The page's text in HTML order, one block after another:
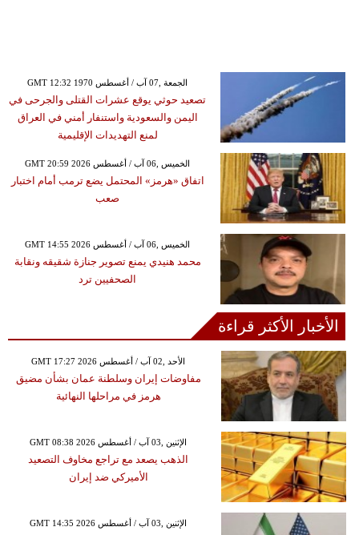
GMT 12:32 1970 الجمعة ,07 آب / أغسطس
تصعيد حوثي يوقع عشرات القتلى والجرحى في
اليمن والسعودية واستنفار أمني في العراق
لمنع التهديدات الإقليمية
GMT 20:59 2026 الخميس ,06 آب / أغسطس
اتفاق «هرمز» المحتمل يضع ترمب أمام اختبار
صعب
GMT 14:55 2026 الخميس ,06 آب / أغسطس
محمد هنيدي يمنع تصوير جنازة شقيقه ونقابة
الصحفيين ترد
الأخبار الأكثر قراءة
GMT 17:27 2026 الأحد ,02 آب / أغسطس
مفاوضات إيران وسلطنة عمان بشأن مضيق
هرمز في مراحلها النهائية
GMT 08:38 2026 الإثنين ,03 آب / أغسطس
الذهب يصعد مع تراجع مخاوف التصعيد
الأميركي ضد إيران
GMT 14:35 2026 الإثنين ,03 آب / أغسطس